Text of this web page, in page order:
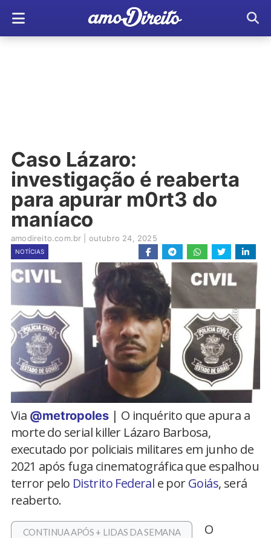
Caso Lázaro:
investigação é reaberta
para apurar m0rt3 do
maníaco
amodireito.com.br outubro 24, 2025
NOTÍCIAS
Via @metropoles| O inquérito que apura a
morte do serial killer Lázaro Barbosa,
executado por policiais militares em junho de
2021 após fuga cinematográfica que espalhou
terror pelo Distrito Federal e porGoiás, será
reaberto.
CONTINUA APÓS + LIDAS DA SEMANA O